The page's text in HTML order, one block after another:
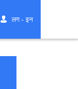
लग - इन